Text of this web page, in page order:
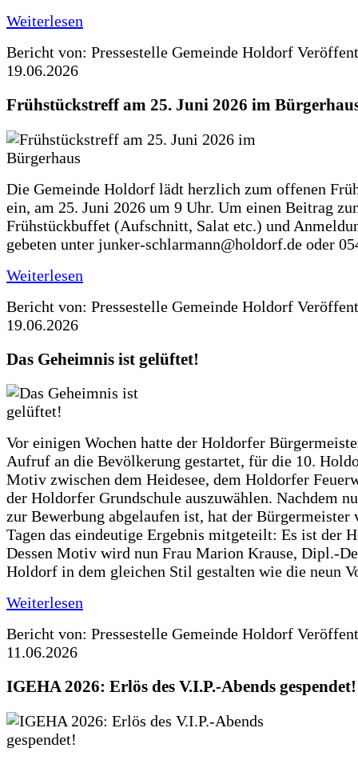
Weiterlesen
Bericht von: Pressestelle Gemeinde Holdorf
19.06.2026
Frühstückstreff am 25. Juni 2026 im
Die Gemeinde Holdorf lädt herzlich zum offenen
ein, am 25. Juni 2026 um 9 Uhr. Um einen Beitrag
Frühstückbuffet (Aufschnitt, Salat etc.) und
gebeten unter junker-schlarmann@holdorf.de oder
Weiterlesen
Bericht von: Pressestelle Gemeinde Holdorf
19.06.2026
Das Geheimnis ist gelüftet!
Vor einigen Wochen hatte der Holdorfer
Aufruf an die Bevölkerung gestartet, für die 10.
Motiv zwischen dem Heidesee, dem Holdorfer
der Holdorfer Grundschule auszuwählen. Nachdem
zur Bewerbung abgelaufen ist, hat der Bürgermeister
Tagen das eindeutige Ergebnis mitgeteilt: Es ist der
Dessen Motiv wird nun Frau Marion Krause, Dipl.-
Holdorf in dem gleichen Stil gestalten wie die neun
Weiterlesen
Bericht von: Pressestelle Gemeinde Holdorf
11.06.2026
IGEHA 2026: Erlös des V.I.P.-Abends gespendet!